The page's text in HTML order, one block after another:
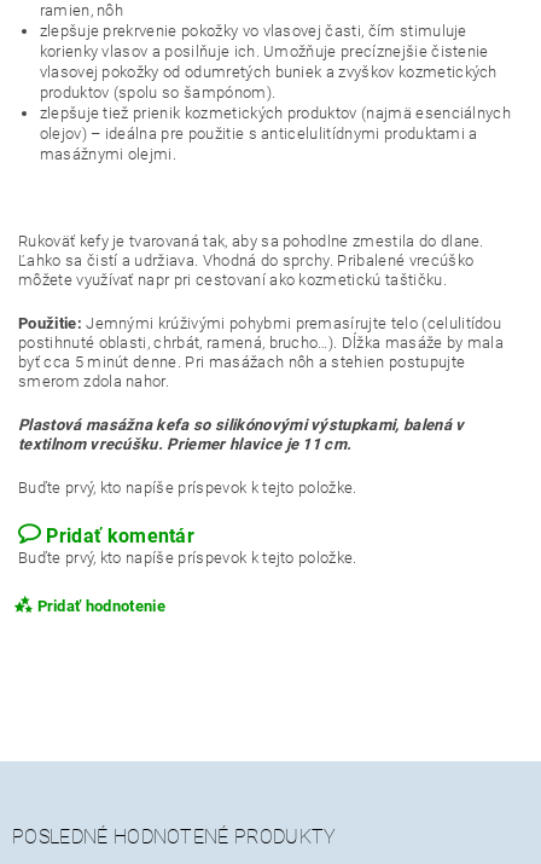
ramien, nôh
zlepšuje prekrvenie pokožky vo vlasovej časti, čím stimuluje
korienky vlasov a posilňuje ich. Umožňuje precíznejšie čistenie
vlasovej pokožky od odumretých buniek a zvyškov kozmetických
produktov (spolu so šampónom).
zlepšuje tiež prienik kozmetických produktov (najmä esenciálnych
olejov) – ideálna pre použitie s anticelulitídnymi produktami a
masážnymi olejmi.
Rukoväť kefy je tvarovaná tak, aby sa pohodlne zmestila do dlane.
Ľahko sa čistí a udržiava. Vhodná do sprchy. Pribalené vrecúško
môžete využívať napr pri cestovaní ako kozmetickú taštičku.
Použitie:Jemnými krúživými pohybmi premasírujte telo (celulitídou
postihnuté oblasti, chrbát, ramená, brucho…). Dĺžka masáže by mala
byť cca 5 minút denne. Pri masážach nôh a stehien postupujte
smerom zdola nahor.
Plastová masážna kefa so silikónovými výstupkami, balená v
textilnom vrecúšku. Priemer hlavice je 11 cm.
Buďte prvý, kto napíše príspevok k tejto položke.
Pridať komentár
Buďte prvý, kto napíše príspevok k tejto položke.
Pridať hodnotenie
POSLEDNÉ HODNOTENÉ PRODUKTY